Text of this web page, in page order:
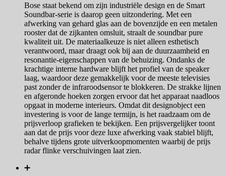
Bose staat bekend om zijn industriële design en de Smart
Soundbar-serie is daarop geen uitzondering. Met een
afwerking van gehard glas aan de bovenzijde en een metalen
rooster dat de zijkanten omsluit, straalt de soundbar pure
kwaliteit uit. De materiaalkeuze is niet alleen esthetisch
verantwoord, maar draagt ook bij aan de duurzaamheid en
resonantie-eigenschappen van de behuizing. Ondanks de
krachtige interne hardware blijft het profiel van de speaker
laag, waardoor deze gemakkelijk voor de meeste televisies
past zonder de infraroodsensor te blokkeren. De strakke lijnen
en afgeronde hoeken zorgen ervoor dat het apparaat naadloos
opgaat in moderne interieurs. Omdat dit designobject een
investering is voor de lange termijn, is het raadzaam om de
prijsverloop grafieken te bekijken. Een prijsvergelijker toont
aan dat de prijs voor deze luxe afwerking vaak stabiel blijft,
behalve tijdens grote uitverkoopmomenten waarbij de prijs
radar flinke verschuivingen laat zien.
➕